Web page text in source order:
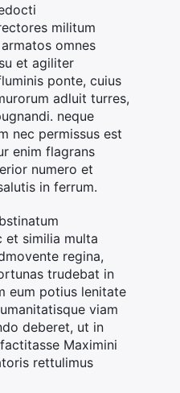
militum
omnes
et agiliter
ponte, cuius
adluit turres,
neque
nec permissus est
enim flagrans
numero et
in ferrum.
et similia multa
regina,
trudebat in
eum potius lenitate
viam
deberet, ut in
Maximini
rettulimus